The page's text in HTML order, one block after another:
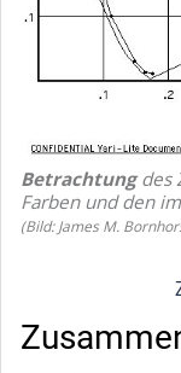
Betrachtung des
Farben und den
(Bild: James M.